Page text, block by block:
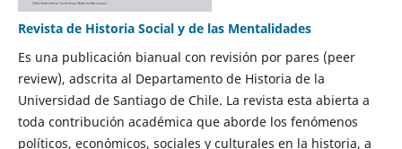
Revista de Historia Social y de las Mentalidades
Es una publicación bianual con revisión por pares (peer
review), adscrita al Departamento de Historia de la
Universidad de Santiago de Chile. La revista esta abierta a
toda contribución académica que aborde los fenómenos
políticos, económicos, sociales y culturales en la historia, a